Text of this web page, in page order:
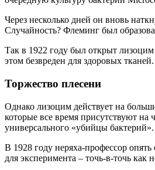
Через несколько дней он вновь
Случайность? Флеминг был
Так в 1922 году был открыт
этом безвреден для здоровых
Торжество плесени
Однако лизоцим действует на
которые все время присутствуют
универсального «убийцы бактерий».
В 1928 году неряха-профессор
для эксперимента – точь-в-точь как